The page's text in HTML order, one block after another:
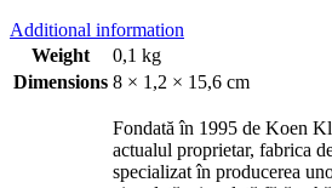
Additional information
Weight
0,1 kg
Dimensions 8 × 1,2 × 15,6 cm
Fondată în 1995 de Koen
actualul proprietar, fabrica
specializat în producerea